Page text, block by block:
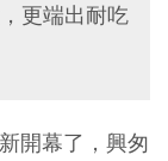
更端出耐吃
開幕了，興匆